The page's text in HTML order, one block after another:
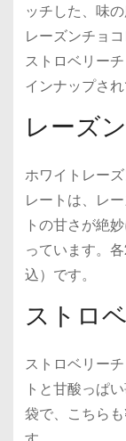
ッチした、味
レーズンチョ
ストロベリー
インナップされ
レーズ
ホワイトレー
レートは、レ
トの甘さが絶
っています。
込）です。
ストロ
ストロベリー
トと甘酸っぱ
袋で、こちら